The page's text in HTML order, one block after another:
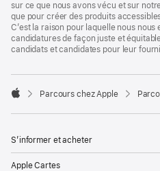
sur ce que nous avons vécu et sur
que pour créer des produits
C’est la raison pour laquelle nous
candidatures de façon juste et
candidats et candidates pour leur

Parcours chez Apple
S’informer et acheter
Apple Cartes